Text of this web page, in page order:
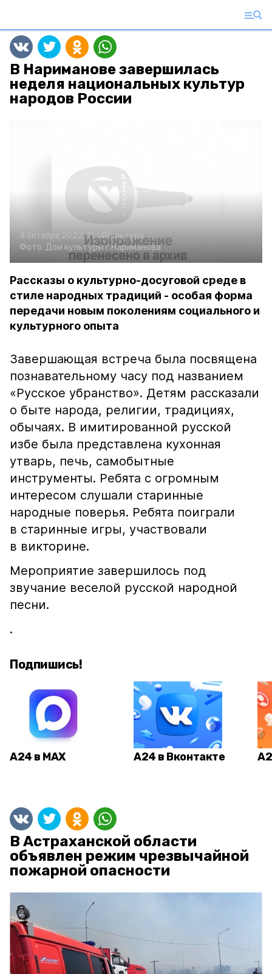
В Нариманове завершилась
неделя национальных культур
народов России
4 октября 2022, 11:14Культура
Фото: Дом культуры г.Нариманова
Рассказы о культурно-досуговой среде в
стиле народных традиций - особая форма
передачи новым поколениям социального и
культурного опыта
Завершающая встреча была посвящена
познавательному часу под названием
«Русское убранство». Детям рассказали
о быте народа, религии, традициях,
обычаях. В имитированной русской
избе была представлена кухонная
утварь, печь, самобытные
инструменты. Ребята с огромным
интересом слушали старинные
народные поверья. Ребята поиграли
в старинные игры, участвовали
в викторине.
Мероприятие завершилось под
звучание веселой русской народной
песни.
.
Подпишись!
А24 в MAX А24 в Вконтакте
В Астраханской области
объявлен режим чрезвычайной
пожарной опасности